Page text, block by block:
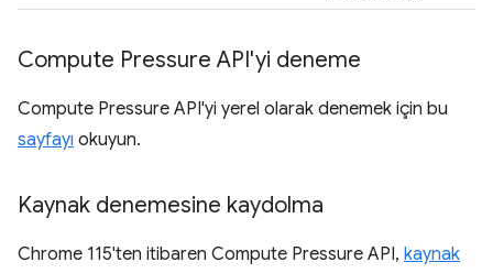
Compute Pressure API'yi deneme
Compute Pressure API'yi yerel olarak denemek için bu
sayfayı okuyun.
Kaynak denemesine kaydolma
Chrome 115'ten itibaren Compute Pressure API, kaynak